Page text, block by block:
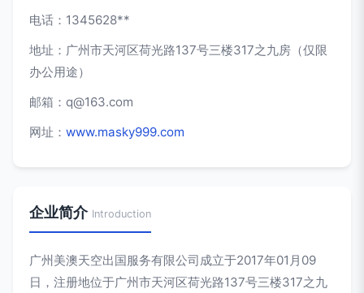
电话：1345628**
地址：广州市天河区荷光路137号三楼317之九房（仅限
办公用途）
邮箱： q@163.com
网址： www.masky999.com
企业简介 Introduction
广州美澳天空出国服务有限公司成立于2017年01月09
日，注册地位于广州市天河区荷光路137号三楼317之九